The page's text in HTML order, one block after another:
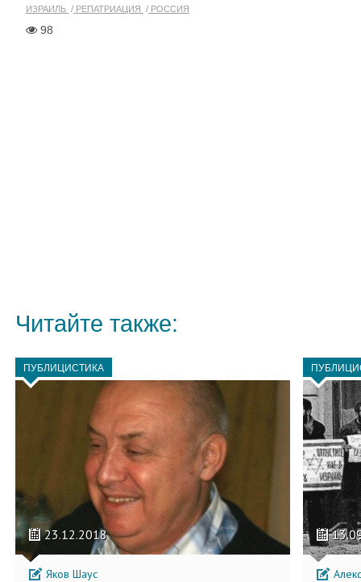
ИЗРАИЛЬ РЕПАТРИАЦИЯ РОССИЯ
98
Читайте также:
ПУБЛИЦИСТИКА
23.12.2018
Яков Шаус